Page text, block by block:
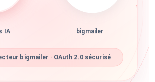
IA bigmailer
bigmailer · OAuth 2.0 sécurisé